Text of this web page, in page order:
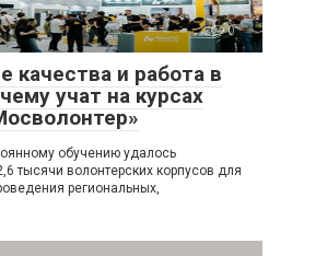
0
качества и работа в
учат на курсах
обучению удалось
тысячи волонтерских корпусов для
региональных,